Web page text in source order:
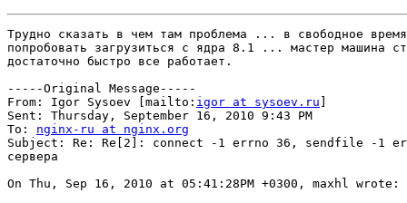
Трудно сказать в чем там проблема ... в свободное
попробовать загрузиться с ядра 8.1 ... мастер машина
достаточно быстро все работает.
-----Original Message-----
From: Igor Sysoev [mailto: igor at sysoev.ru
Sent: Thursday, September 16, 2010 9:43 PM
To: nginx-ru at nginx.org
Subject: Re: Re[2]: connect -1 errno 36, sendfile -1
сервера
On Thu, Sep 16, 2010 at 05:41:28PM +0300, maxhl wrote: